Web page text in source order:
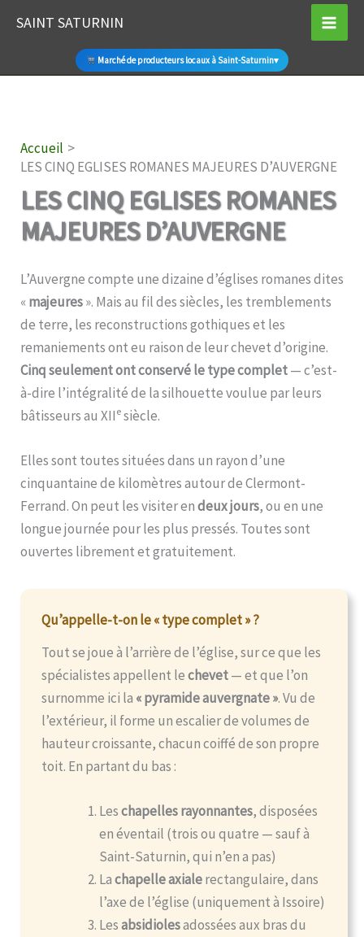
SAINT SATURNIN
Marché de producteurs locaux à Saint-Saturnin▾
Accueil
LES CINQ EGLISES ROMANES MAJEURES D’AUVERGNE
LES CINQ EGLISES ROMANES
MAJEURES D’AUVERGNE
L’Auvergne compte une dizaine d’églises romanes dites
« majeures». Mais au fil des siècles, les tremblements
de terre, les reconstructions gothiques et les
remaniements ont eu raison de leur chevet d’origine.
Cinq seulement ont conservé le type complet— c’est-
à-dire l’intégralité de la silhouette voulue par leurs
bâtisseurs au XIIesiècle.
Elles sont toutes situées dans un rayon d’une
cinquantaine de kilomètres autour de Clermont-
Ferrand. On peut les visiter endeux jours, ou en une
longue journée pour les plus pressés. Toutes sont
ouvertes librement et gratuitement.
Qu’appelle-t-on le « type complet » ?
Tout se joue à l’arrière de l’église, sur ce que les
spécialistes appellent lechevet— et que l’on
surnomme ici la « pyramide auvergnate ». Vu de
l’extérieur, il forme un escalier de volumes de
hauteur croissante, chacun coiffé de son propre
toit. En partant du bas :
Leschapelles rayonnantes, disposées
en éventail (trois ou quatre — sauf à
Saint-Saturnin, qui n’en a pas)
Lachapelle axialerectangulaire, dans
l’axe de l’église (uniquement à Issoire)
Lesabsidiolesadossées aux bras du